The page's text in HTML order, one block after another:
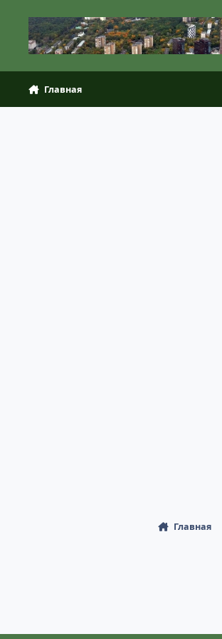
Главная
Главная